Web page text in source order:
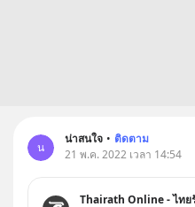
น
น่าสนใจ • ติดตาม
21 พ.ค. 2022 เวลา 14:54
Thairath Online - ไทย